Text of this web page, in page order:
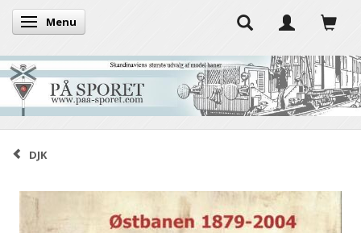
Toggle navigation
Menu
DJK